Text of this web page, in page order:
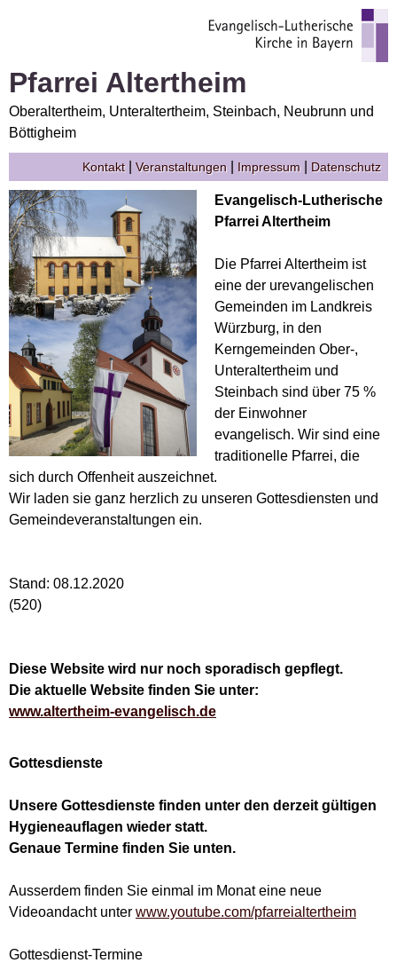
Pfarrei Altertheim
Oberaltertheim, Unteraltertheim, Steinbach, Neubrunn und
Böttigheim
Kontakt| Veranstaltungen Impressum Datenschutz
Evangelisch-Lutherische
Pfarrei Altertheim
Die Pfarrei Altertheim ist
eine der urevangelischen
Gemeinden im Landkreis
Würzburg, in den
Kerngemeinden Ober-,
Unteraltertheim und
Steinbach sind über 75 %
der Einwohner
evangelisch. Wir sind eine
traditionelle Pfarrei, die
sich durch Offenheit auszeichnet.
Wir laden sie ganz herzlich zu unseren Gottesdiensten und
Gemeindeveranstaltungen ein.
Stand: 08.12.2020
(520)
Diese Website wird nur noch sporadisch gepflegt.
Die aktuelle Website finden Sie unter:
www.altertheim-evangelisch.de
Gottesdienste
Unsere Gottesdienste finden unter den derzeit gültigen
Hygieneauflagen wieder statt.
Genaue Termine finden Sie unten.
Ausserdem finden Sie einmal im Monat eine neue
Videoandacht unter www.youtube.com/pfarreialtertheim
Gottesdienst-Termine